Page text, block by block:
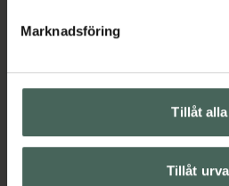
Marknadsföring
Tillåt alla
Tillåt
hjälpa just dig att må lite
med oss.
Kundservice
Hitta apotek